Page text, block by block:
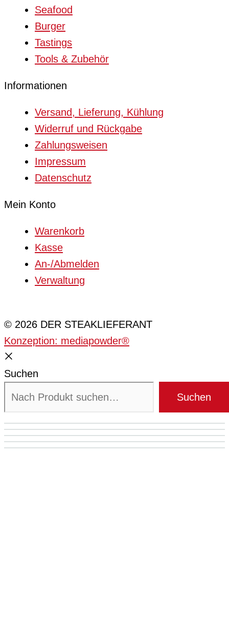
Seafood
Burger
Tastings
Tools & Zubehör
Informationen
Versand, Lieferung, Kühlung
Widerruf und Rückgabe
Zahlungsweisen
Impressum
Datenschutz
Mein Konto
Warenkorb
Kasse
An-/Abmelden
Verwaltung
© 2026 DER STEAKLIEFERANT
Konzeption: mediapowder®
Suchen
Suchen